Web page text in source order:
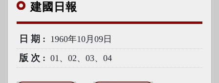
建國 日報
日期 1960年10月09日
版次 01、02、03、04